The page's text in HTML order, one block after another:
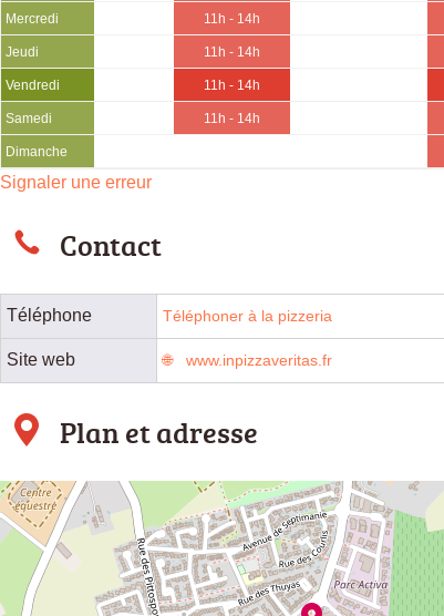
Mercredi 11h - 14h
Jeudi 11h - 14h
Vendredi 11h - 14h
Samedi 11h - 14h
Dimanche
Signaler une erreur
Contact
Téléphone Téléphoner à la pizzeria
Site web www.inpizzaveritas.fr
Plan et adresse